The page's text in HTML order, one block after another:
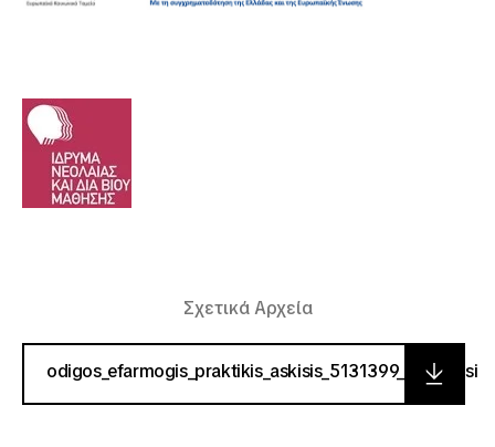
Σχετικά Αρχεία
odigos_efarmogis_praktikis_askisis_5131399_2i_ekdosi